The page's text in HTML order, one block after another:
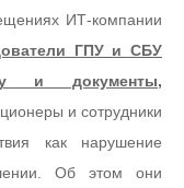
ИТ-компании
ГПУ и СБУ
и документы,
и сотрудники
как нарушение
Об этом они